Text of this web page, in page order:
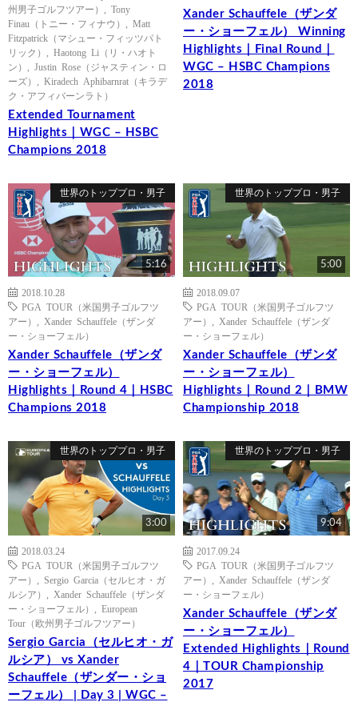
州男子ゴルフツアー）
Tony
Finau（トニー・フィナウ）
Matt
Fitzpatrick（マシュー・フィッツパト
リック）
Haotong Li（リ・ハオト
ン）
Justin Rose（ジャスティン・ロ
ーズ）
Kiradech Aphibarnrat（キラデ
ク・アフィバーンラト）
Extended Tournament
Highlights｜WGC – HSBC
Champions 2018
Xander Schauffele（ザンダ
ー・ショーフェル） Winning
Highlights｜Final Round｜
WGC – HSBC Champions
2018
世界のトッププロ・男子
5:16
2018.10.28
PGA TOUR（米国男子ゴルフツ
アー）
Xander Schauffele（ザンダ
ー・ショーフェル）
Xander Schauffele（ザンダ
ー・ショーフェル）
Highlights｜Round 4｜HSBC
Champions 2018
世界のトッププロ・男子
5:00
2018.09.07
PGA TOUR（米国男子ゴルフツ
アー）
Xander Schauffele（ザンダ
ー・ショーフェル）
Xander Schauffele（ザンダ
ー・ショーフェル）
Highlights｜Round 2｜BMW
Championship 2018
世界のトッププロ・男子
3:00
2018.03.24
PGA TOUR（米国男子ゴルフツ
アー）
Sergio Garcia（セルヒオ・ガ
ルシア）
Xander Schauffele（ザンダ
ー・ショーフェル）
European
Tour（欧州男子ゴルフツアー）
Sergio Garcia（セルヒオ・ガ
ルシア） vs Xander
Schauffele（ザンダー・ショ
ーフェル） | Day 3 | WGC –
世界のトッププロ・男子
9:04
2017.09.24
PGA TOUR（米国男子ゴルフツ
アー）
Xander Schauffele（ザンダ
ー・ショーフェル）
Xander Schauffele（ザンダ
ー・ショーフェル）
Extended Highlights｜Round
4｜TOUR Championship
2017